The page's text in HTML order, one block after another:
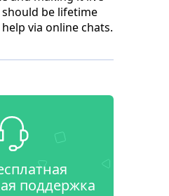
be lifetime
via online chats.
поддержка